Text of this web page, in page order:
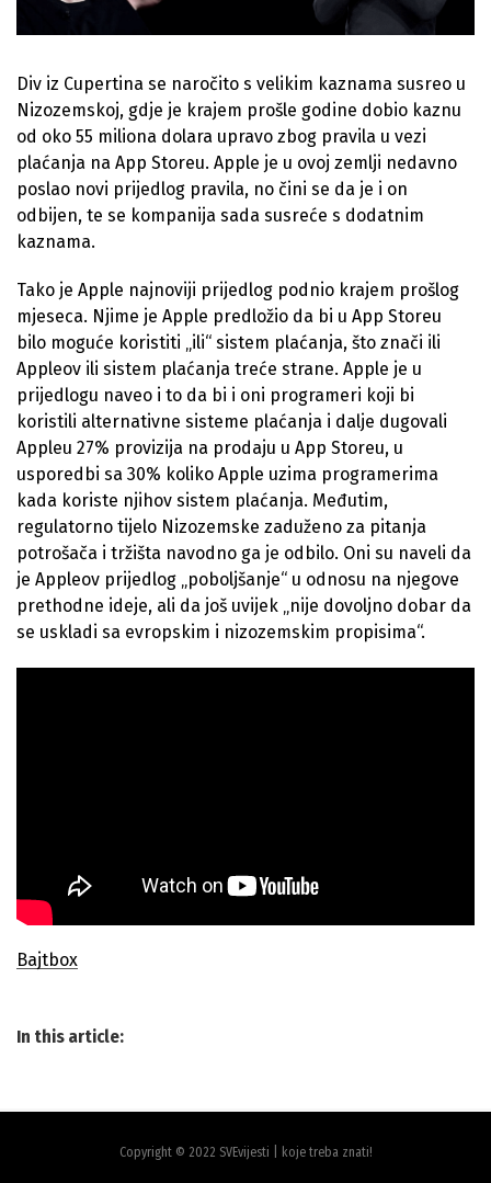
Div iz Cupertina se naročito s velikim kaznama susreo u
Nizozemskoj, gdje je krajem prošle godine dobio kaznu
od oko 55 miliona dolara upravo zbog pravila u vezi
plaćanja na App Storeu. Apple je u ovoj zemlji nedavno
poslao novi prijedlog pravila, no čini se da je i on
odbijen, te se kompanija sada susreće s dodatnim
kaznama.
Tako je Apple najnoviji prijedlog podnio krajem prošlog
mjeseca. Njime je Apple predložio da bi u App Storeu
bilo moguće koristiti „ili“ sistem plaćanja, što znači ili
Appleov ili sistem plaćanja treće strane. Apple je u
prijedlogu naveo i to da bi i oni programeri koji bi
koristili alternativne sisteme plaćanja i dalje dugovali
Appleu 27% provizija na prodaju u App Storeu, u
usporedbi sa 30% koliko Apple uzima programerima
kada koriste njihov sistem plaćanja. Međutim,
regulatorno tijelo Nizozemske zaduženo za pitanja
potrošača i tržišta navodno ga je odbilo. Oni su naveli da
je Appleov prijedlog „poboljšanje“ u odnosu na njegove
prethodne ideje, ali da još uvijek „nije dovoljno dobar da
se uskladi sa evropskim i nizozemskim propisima“.
Bajtbox
In this article:
Copyright © 2022 SVEvijesti | koje treba znati!